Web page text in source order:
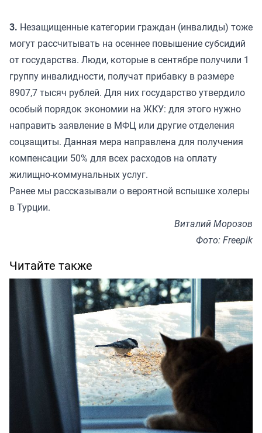
3. Незащищенные категории граждан (инвалиды) тоже
могут рассчитывать на осеннее повышение субсидий
от государства. Люди, которые в сентябре получили 1
группу инвалидности, получат прибавку в размере
8907,7 тысяч рублей. Для них государство утвердило
особый порядок экономии на ЖКУ: для этого нужно
направить заявление в МФЦ или другие отделения
соцзащиты. Данная мера направлена для получения
компенсации 50% для всех расходов на оплату
жилищно-коммунальных услуг.
Ранее мы рассказывали о вероятной вспышке холеры
в Турции.
Виталий Морозов
Фото: Freepik
Читайте также